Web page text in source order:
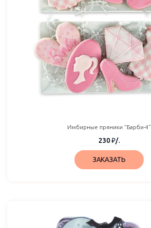
Имбирные пряники “Барби-4”
230₽/.
ЗАКАЗАТЬ